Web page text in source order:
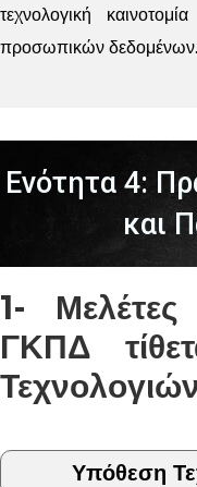
τεχνολογική
προσωπικών δεδομένων.
Ενότητα 4:
και
1-
ΓΚΠΔ
Υπόθεση